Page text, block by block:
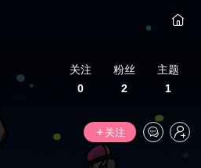
关注
0
粉丝
2
主题
1
关注